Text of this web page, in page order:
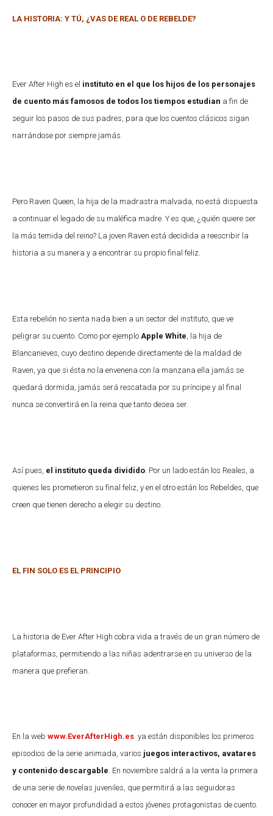
LA HISTORIA: Y TÚ, ¿VAS DE REAL O DE REBELDE?
Ever After High es el instituto en el que los hijos de los personajes
de cuento más famosos de todos los tiempos estudian a fin de
seguir los pasos de sus padres, para que los cuentos clásicos sigan
narrándose por siempre jamás.
Pero Raven Queen, la hija de la madrastra malvada, no está dispuesta
a continuar el legado de su maléfica madre. Y es que, ¿quién quiere ser
la más temida del reino? La joven Raven está decidida a reescribir la
historia a su manera y a encontrar su propio final feliz.
Esta rebelión no sienta nada bien a un sector del instituto, que ve
peligrar su cuento. Como por ejemplo Apple White , la hija de
Blancanieves, cuyo destino depende directamente de la maldad de
Raven, ya que si ésta no la envenena con la manzana ella jamás se
quedará dormida, jamás será rescatada por su príncipe y al final
nunca se convertirá en la reina que tanto desea ser.
Así pues, el instituto queda dividido . Por un lado están los Reales, a
quienes les prometieron su final feliz, y en el otro están los Rebeldes, que
creen que tienen derecho a elegir su destino.
EL FIN SOLO ES EL PRINCIPIO
La historia de Ever After High cobra vida a través de un gran número de
plataformas, permitiendo a las niñas adentrarse en su universo de la
manera que prefieran.
En la web www.EverAfterHigh.es ya están disponibles los primeros
episodios de la serie animada, varios juegos interactivos, avatares
y contenido descargable . En noviembre saldrá a la venta la primera
de una serie de novelas juveniles, que permitirá a las seguidoras
conocer en mayor profundidad a estos jóvenes protagonistas de cuento.